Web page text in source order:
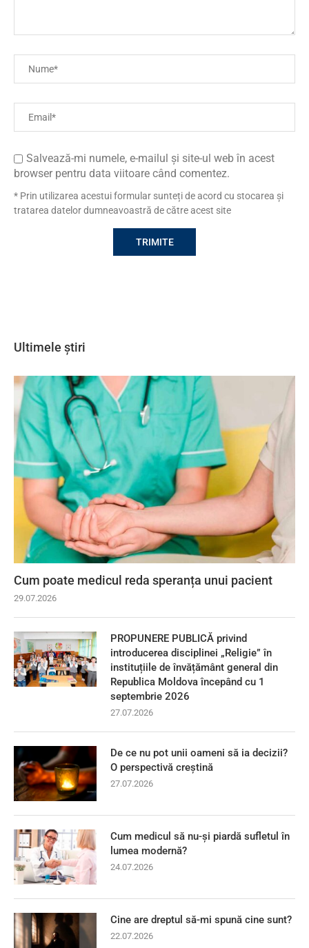
Salvează-mi numele, e-mailul și site-ul web în acest
browser pentru data viitoare când comentez.
* Prin utilizarea acestui formular sunteți de acord cu stocarea și
tratarea datelor dumneavoastră de către acest site
Ultimele știri
Cum poate medicul reda speranța unui pacient
29.07.2026
PROPUNERE PUBLICĂ privind
introducerea disciplinei „Religie” în
instituțiile de învățământ general din
Republica Moldova începând cu 1
septembrie 2026
27.07.2026
De ce nu pot unii oameni să ia decizii?
O perspectivă creștină
27.07.2026
Cum medicul să nu-și piardă sufletul în
lumea modernă?
24.07.2026
Cine are dreptul să-mi spună cine sunt?
22.07.2026